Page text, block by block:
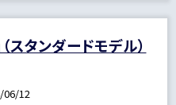
タンダードモデル）
06/12